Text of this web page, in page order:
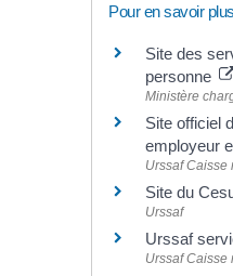
Pour en savoir plus
Site des
personne
Ministère
Site officiel
employeur
Urssaf Caisse
Site du
Urssaf
Urssaf
Urssaf Caisse